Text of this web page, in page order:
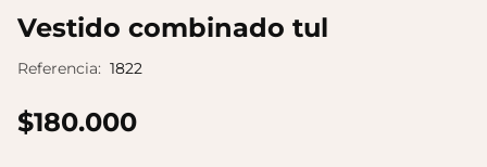
Vestido combinado tul
Referencia: 1822
$180.000
Productos populares